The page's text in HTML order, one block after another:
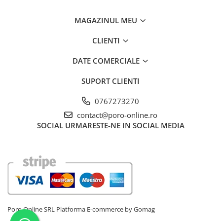
MAGAZINUL MEU
CLIENTI
DATE COMERCIALE
SUPORT CLIENTI
0767273270
contact@poro-online.ro
SOCIAL URMARESTE-NE IN SOCIAL MEDIA
Poro Online SRL Platforma E-commerce by Gomag